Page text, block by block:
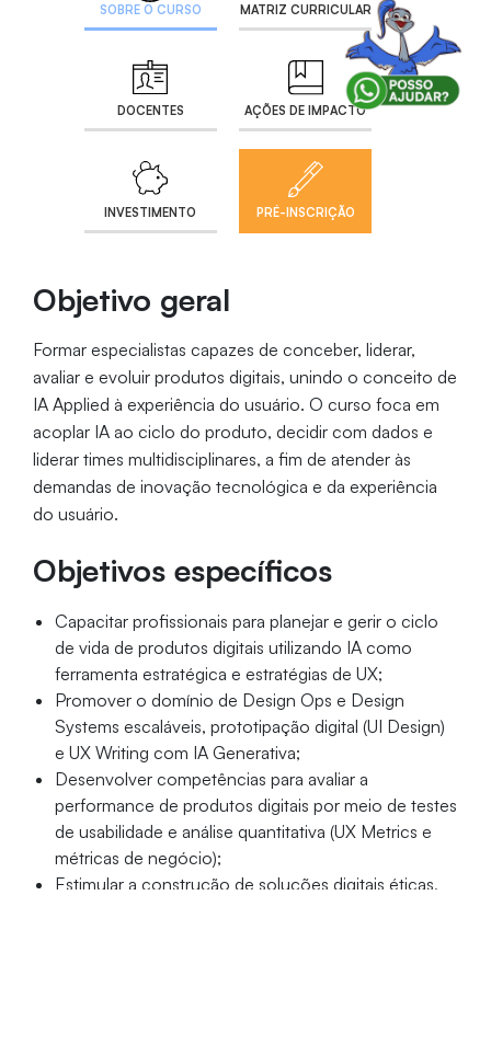
SOBRE O CURSO MATRIZ CURRICULAR
DOCENTES AÇÕES DE IMPACTO
INVESTIMENTO PRÉ-INSCRIÇÃO
Objetivo geral
Formar especialistas capazes de conceber, liderar,
avaliar e evoluir produtos digitais, unindo o conceito de
IA Applied à experiência do usuário. O curso foca em
acoplar IA ao ciclo do produto, decidir com dados e
liderar times multidisciplinares, a fim de atender às
demandas de inovação tecnológica e da experiência
do usuário.
Objetivos específicos
Capacitar profissionais para planejar e gerir o ciclo
de vida de produtos digitais utilizando IA como
ferramenta estratégica e estratégias de UX;
Promover o domínio de Design Ops e Design
Systems escaláveis, prototipação digital (UI Design)
e UX Writing com IA Generativa;
Desenvolver competências para avaliar a
performance de produtos digitais por meio de testes
de usabilidade e análise quantitativa (UX Metrics e
métricas de negócio);
Estimular a construção de soluções digitais éticas,